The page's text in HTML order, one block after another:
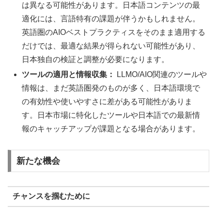
は異なる可能性があります。日本語コンテンツの最
適化には、言語特有の課題が伴うかもしれません。
英語圏のAIOベストプラクティスをそのまま適用する
だけでは、最適な結果が得られない可能性があり、
日本独自の検証と調整が必要になります。
ツールの適用と情報収集：
LLMO/AIO関連のツールや
情報は、まだ英語圏発のものが多く、日本語環境で
の有効性や使いやすさに差がある可能性がありま
す。日本市場に特化したツールや日本語での最新情
報のキャッチアップが課題となる場合があります。
新たな機会
チャンスを掴むために